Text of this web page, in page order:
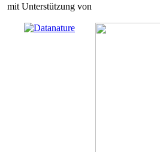
mit Unterstützung von